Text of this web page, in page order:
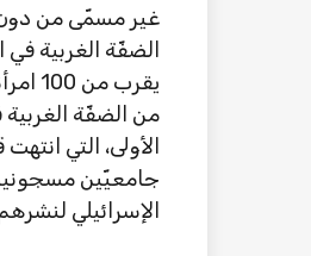
من الضفّة
جامعيّين
الإسرائيلي لنشرهم